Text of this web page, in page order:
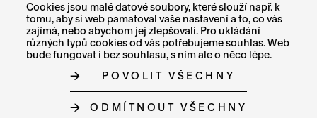
Cookies jsou malé datové soubory, které slouží např. k
tomu, aby si web pamatoval vaše nastavení a to, co vás
zajímá, nebo abychom jej zlepšovali. Pro ukládání
různých typů cookies od vás potřebujeme souhlas. Web
bude fungovat i bez souhlasu, s ním ale o něco lépe.
POVOLIT VŠECHNY
ODMÍTNOUT VŠECHNY
PROHLÁŠENÍ O PŘÍSTUPNOSTI
O COOKIES